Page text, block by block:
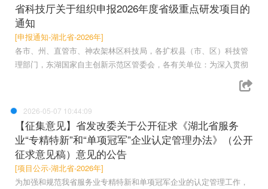
省科技厅关于组织申报2026年度省级重点研发项目的
通知
[申报通知-湖北省-2026年]
各市、州、直管市、神农架林区科技局，各扩权县（市、区）科技管
理部门，东湖国家自主创新示范区管委会，各有关单位：为深入贯彻
2026-05-07 10:44:09
【征集意见】省发改委关于公开征求《湖北省服务
业“专精特新”和“单项冠军”企业认定管理办法》（公开
征求意见稿）意见的公告
[项目公示-湖北省-2026年]
为加强和规范我省服务业专精特新和单项冠军企业的认定管理工作，